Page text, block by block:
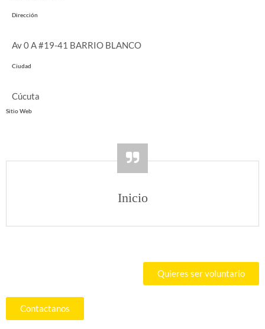
Dirección
Av 0 A #19-41 BARRIO BLANCO
Ciudad
Cúcuta
Sitio Web
Inicio
Quieres ser voluntario
Contactanos